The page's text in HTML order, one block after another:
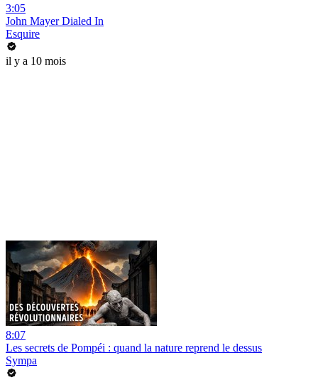
3:05
John Mayer Dialed In
Esquire
il y a 10 mois
8:07
Les secrets de Pompéi : quand la nature reprend le dessus
Sympa